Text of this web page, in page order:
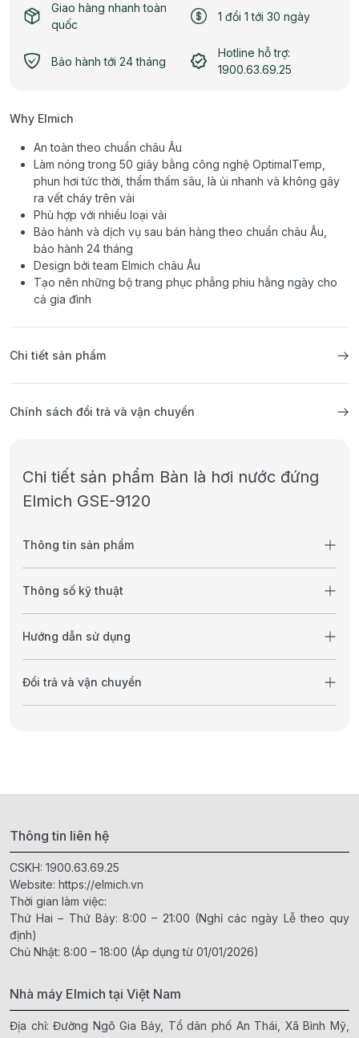
Giao hàng nhanh toàn
quốc
1 đổi 1 tới 30 ngày
Bảo hành tới 24 tháng
Hotline hỗ trợ:
1900.63.69.25
Why Elmich
An toàn theo chuẩn châu Âu
Làm nóng trong 50 giây bằng công nghệ OptimalTemp,
phun hơi tức thời, thẩm thấm sâu, là ủi nhanh và không gây
ra vết cháy trên vải
Phù hợp với nhiều loại vải
Bảo hành và dịch vụ sau bán hàng theo chuẩn châu Âu,
bảo hành 24 tháng
Design bởi team Elmich châu Âu
Tạo nên những bộ trang phục phẳng phiu hằng ngày cho
cả gia đình
Chi tiết sản phẩm
Chính sách đổi trả và vận chuyển
Chi tiết sản phẩm Bàn là hơi nước đứng
Elmich GSE-9120
Thông tin sản phẩm
Thông số kỹ thuật
Hướng dẫn sử dụng
Đổi trả và vận chuyển
Thông tin liên hệ
CSKH: 1900.63.69.25
Website: https://elmich.vn
Thời gian làm việc:
Thứ Hai – Thứ Bảy: 8:00 – 21:00 (Nghỉ các ngày Lễ theo quy
định)
Chủ Nhật: 8:00 – 18:00 (Áp dụng từ 01/01/2026)
Nhà máy Elmich tại Việt Nam
Địa chỉ: Đường Ngô Gia Bảy, Tổ dân phố An Thái, Xã Bình Mỹ,